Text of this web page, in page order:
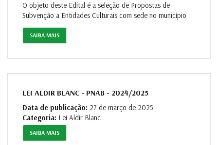
O objeto deste Edital é a seleção de Propostas de
Subvenção a Entidades Culturais com sede no município
SAIBA MAIS
LEI ALDIR BLANC - PNAB - 2024/2025
Data de publicação: 27 de março de 2025
Categoria: Lei Aldir Blanc
SAIBA MAIS